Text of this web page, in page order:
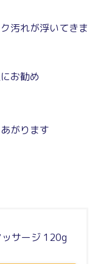
汚れが浮いてきま
お勧め
がります
サージ 120g